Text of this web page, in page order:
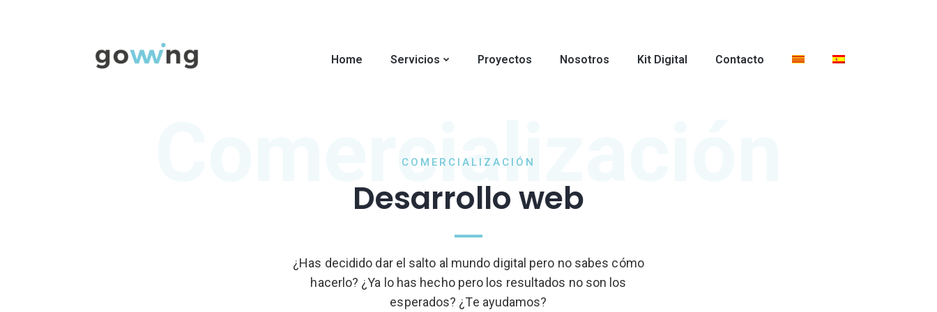
Home Servicios Proyectos Nosotros Kit Digital Contacto
Comercialización
COMERCIALIZACIÓN
Desarrollo web
¿Has decidido dar el salto al mundo digital pero no sabes cómo
hacerlo? ¿Ya lo has hecho pero los resultados no son los
esperados? ¿Te ayudamos?